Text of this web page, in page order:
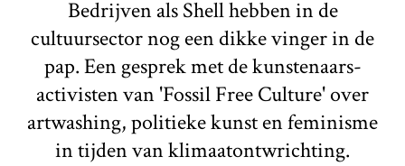
Bedrijven als Shell hebben in de
cultuursector nog een dikke vinger in de
pap. Een gesprek met de kunstenaars-
activisten van 'Fossil Free Culture' over
artwashing, politieke kunst en feminisme
in tijden van klimaatontwrichting.